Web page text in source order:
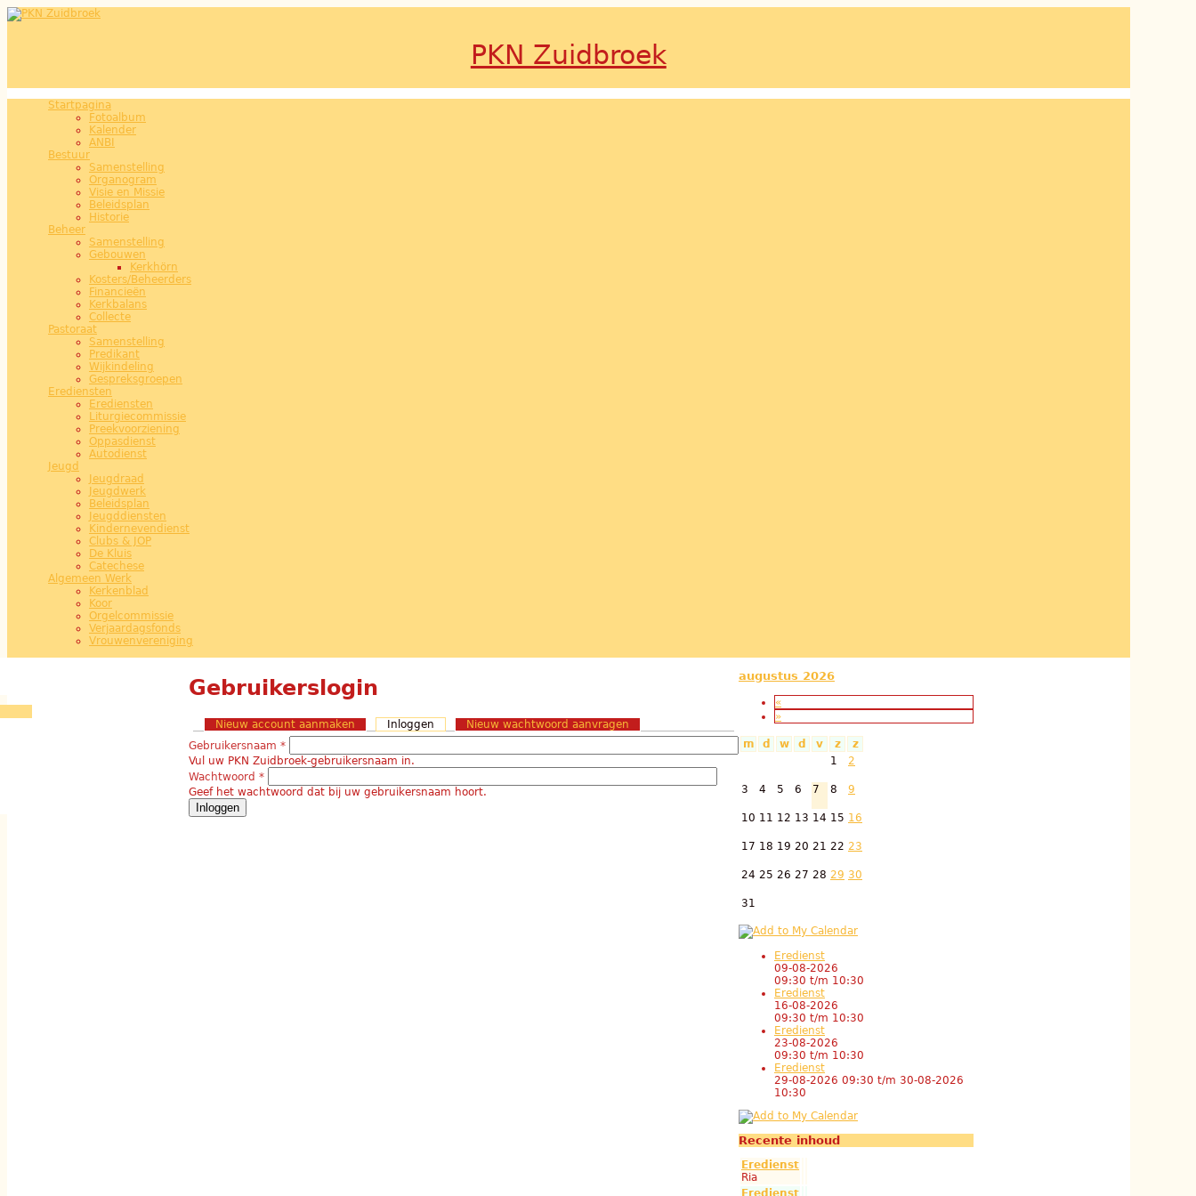
Overslaan en naar de inhoud gaan
PKN Zuidbroek
Hoofdmenu
Startpagina
Fotoalbum
Kalender
ANBI
Bestuur
Samenstelling
Organogram
Visie en Missie
Beleidsplan
Historie
Beheer
Samenstelling
Gebouwen
Kerkhörn
Kosters/Beheerders
Financieën
Kerkbalans
Collecte
Pastoraat
Samenstelling
Predikant
Wijkindeling
Gespreksgroepen
Erediensten
Erediensten
Liturgiecommissie
Preekvoorziening
Oppasdienst
Autodienst
Jeugd
Jeugdraad
Jeugdwerk
Beleidsplan
Jeugddiensten
Kindernevendienst
Clubs & JOP
De Kluis
Catechese
Algemeen Werk
Kerkenblad
Koor
Orgelcommissie
Verjaardagsfonds
Vrouwenvereniging
Gebruikerslogin
Nieuw account aanmaken Inloggen (actieve tabblad)
Nieuw wachtwoord aanvragen
Gebruikersnaam *
Vul uw PKN Zuidbroek-gebruikersnaam in.
Wachtwoord *
Geef het wachtwoord dat bij uw gebruikersnaam hoort.
augustus 2026
«
»
m d w d v z
z
1
2
3 4 5 6 7 8 9
10 11 12 13 14 15 16
17 18 19 20 21 22 23
24 25 26 27 28 29 30
31
Eredienst
09-08-2026
09:30 t/m 10:30
Eredienst
16-08-2026
09:30 t/m 10:30
Eredienst
23-08-2026
09:30 t/m 10:30
Eredienst
29-08-2026 09:30 t/m 30-08-2026
10:30
Recente inhoud
Eredienst
Ria